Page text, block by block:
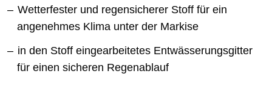
Wetterfester und regensicherer Stoff für ein
angenehmes Klima unter der Markise
in den Stoff eingearbeitetes Entwässerungsgitter
für einen sicheren Regenablauf